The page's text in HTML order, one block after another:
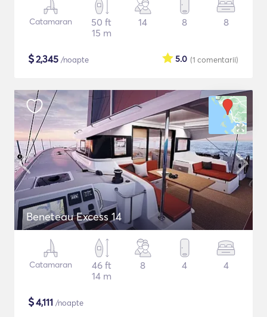
Catamaran
50 ft
15 m
14 8 8
$2,345 /noapte (1 comentarii)
5.0
Beneteau Excess 14
Catamaran
46 ft
14 m
8 4 4
$4,111 /noapte